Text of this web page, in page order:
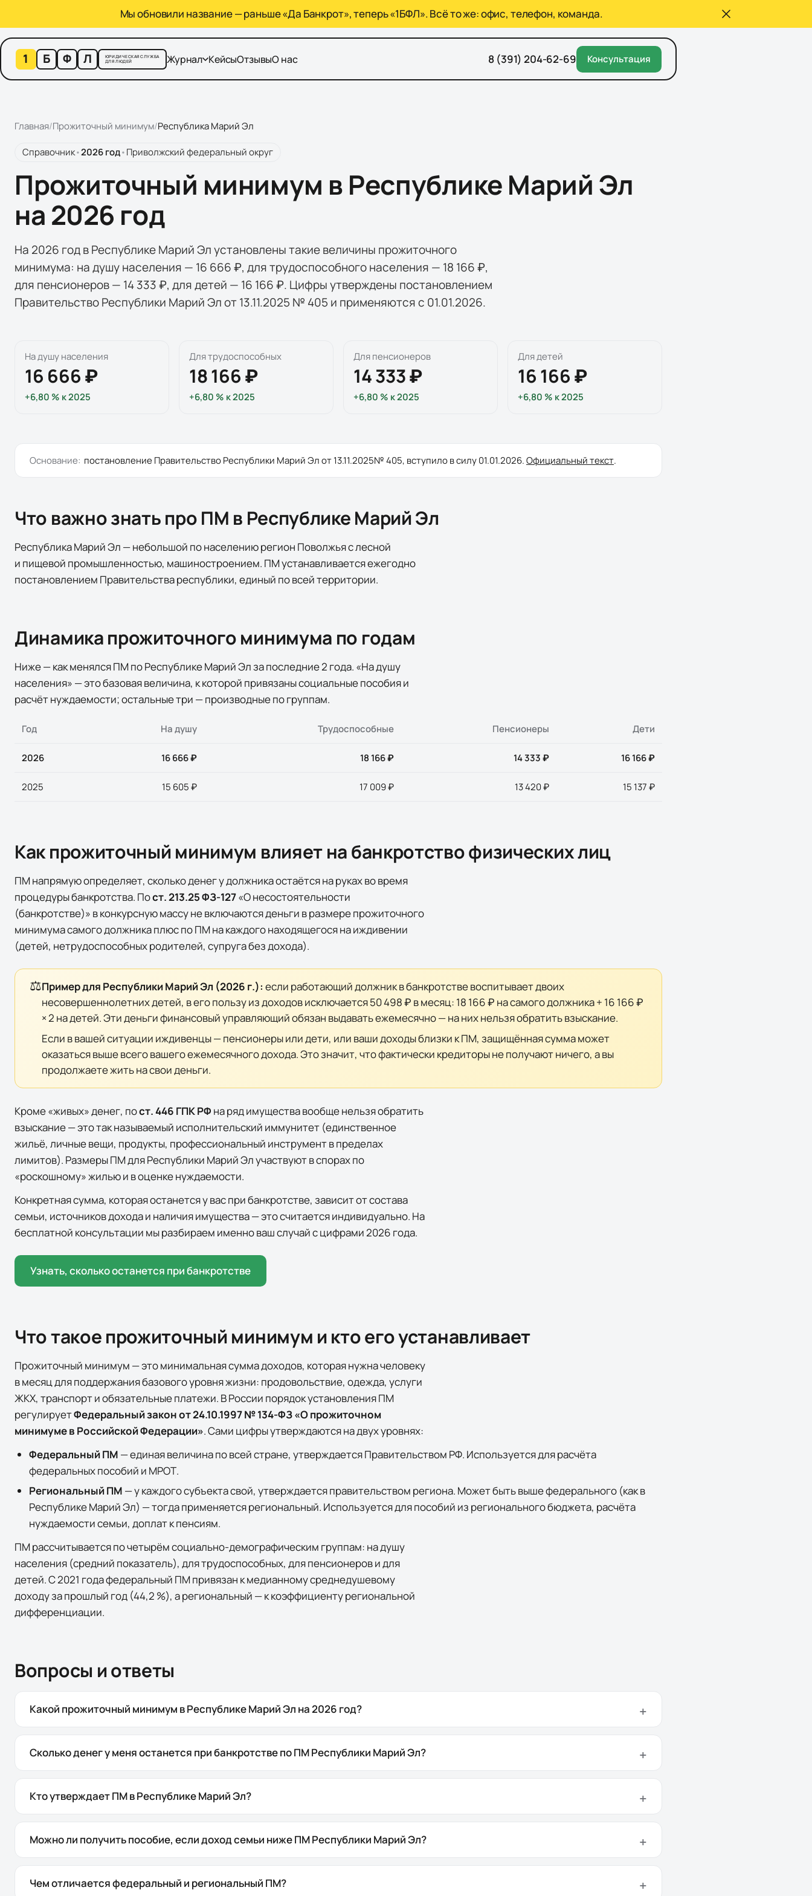
Мы обновили название — раньше «Да Банкрот», теперь «1БФЛ». Всё то же: офис, телефон, команда.
1 Б Ф Л
ЮРИДИЧЕСКАЯ СЛУЖБА
ДЛЯ ЛЮДЕЙ
Журнал КейсыОтзывыО нас 8 (391) 204-62-69 Консультация
Главная/Прожиточный минимум/Республика Марий Эл
Справочник•2026год•Приволжский федеральный округ
Прожиточный минимум в Республике Марий Эл
на 2026 год
На 2026 год в Республике Марий Эл установлены такие величины прожиточного
минимума: на душу населения — 16 666 ₽, для трудоспособного населения — 18 166 ₽,
для пенсионеров — 14 333 ₽, для детей — 16 166 ₽. Цифры утверждены постановлением
Правительство Республики Марий Эл от 13.11.2025 № 405 и применяются с 01.01.2026.
На душу населения
16 666 ₽
+6,80 % к2025
Для трудоспособных
18 166 ₽
+6,80 % к2025
Для пенсионеров
14 333 ₽
+6,80 % к2025
Для детей
16 166 ₽
+6,80 % к2025
Основание: постановлениеПравительство Республики Марий Элот13.11.2025№405, вступило в силу01.01.2026.Официальный текст.
Что важно знать про ПМ в Республике Марий Эл
Республика Марий Эл — небольшой по населению регион Поволжья с лесной
и пищевой промышленностью, машиностроением. ПМ устанавливается ежегодно
постановлением Правительства республики, единый по всей территории.
Динамика прожиточного минимума по годам
Ниже — как менялся ПМ поРеспублике Марий Элза последние2 года. «На душу
населения» — это базовая величина, к которой привязаны социальные пособия и
расчёт нуждаемости; остальные три — производные по группам.
Год На душу Трудоспособные Пенсионеры Дети
2026 16 666 ₽ 18 166 ₽ 14 333 ₽ 16 166 ₽
2025 15 605 ₽ 17 009 ₽ 13 420 ₽ 15 137 ₽
Как прожиточный минимум влияет на банкротство физических лиц
ПМ напрямую определяет, сколько денег у должника остаётся на руках во время
процедуры банкротства. Пост. 213.25 ФЗ-127«О несостоятельности
(банкротстве)» в конкурсную массуне включаютсяденьги в размере прожиточного
минимума самого должника плюс по ПМ на каждого находящегося на иждивении
(детей, нетрудоспособных родителей, супруга без дохода).
⚖️Пример для Республики Марий Эл (2026 г.): если работающий должник в банкротстве воспитывает двоих
несовершеннолетних детей, в его пользу из доходов исключается50 498 ₽ в месяц: 18 166 ₽ на самого должника + 16 166 ₽
× 2 на детей. Эти деньги финансовый управляющий обязан выдавать ежемесячно — на них нельзя обратить взыскание.
Если в вашей ситуации иждивенцы — пенсионеры или дети, или ваши доходы близки к ПМ, защищённая сумма может
оказаться выше всего вашего ежемесячного дохода. Это значит, что фактически кредиторы не получают ничего, а вы
продолжаете жить на свои деньги.
Кроме «живых» денег, пост. 446 ГПК РФ на ряд имущества вообще нельзя обратить
взыскание — это так называемый исполнительский иммунитет (единственное
жильё, личные вещи, продукты, профессиональный инструмент в пределах
лимитов). Размеры ПМ дляРеспублики Марий Элучаствуют в спорах по
«роскошному» жилью и в оценке нуждаемости.
Конкретная сумма, которая останется у вас при банкротстве, зависит от состава
семьи, источников дохода и наличия имущества — это считается индивидуально. На
бесплатной консультации мы разбираем именно ваш случай с цифрами 2026 года.
Узнать, сколько останется при банкротстве
Что такое прожиточный минимум и кто его устанавливает
Прожиточный минимум — это минимальная сумма доходов, которая нужна человеку
в месяц для поддержания базового уровня жизни: продовольствие, одежда, услуги
ЖКХ, транспорт и обязательные платежи. В России порядок установления ПМ
регулируетФедеральный закон от 24.10.1997 № 134-ФЗ «О прожиточном
минимуме в Российской Федерации». Сами цифры утверждаются на двух уровнях:
Федеральный ПМ — единая величина по всей стране, утверждается Правительством РФ. Используется для расчёта
федеральных пособий и МРОТ.
Региональный ПМ — у каждого субъекта свой, утверждается правительством региона. Может быть выше федерального (как в
Республике Марий Эл) — тогда применяется региональный. Используется для пособий из регионального бюджета, расчёта
нуждаемости семьи, доплат к пенсиям.
ПМ рассчитывается по четырём социально-демографическим группам: на душу
населения (средний показатель), для трудоспособных, для пенсионеров и для
детей. С 2021 года федеральный ПМ привязан к медианному среднедушевому
доходу за прошлый год (44,2 %), а региональный — к коэффициенту региональной
дифференциации.
Вопросы и ответы
Какой прожиточный минимум в Республике Марий Эл на 2026 год?
Сколько денег у меня останется при банкротстве по ПМ Республики Марий Эл?
Кто утверждает ПМ в Республике Марий Эл?
Можно ли получить пособие, если доход семьи ниже ПМ Республики Марий Эл?
Чем отличается федеральный и региональный ПМ?